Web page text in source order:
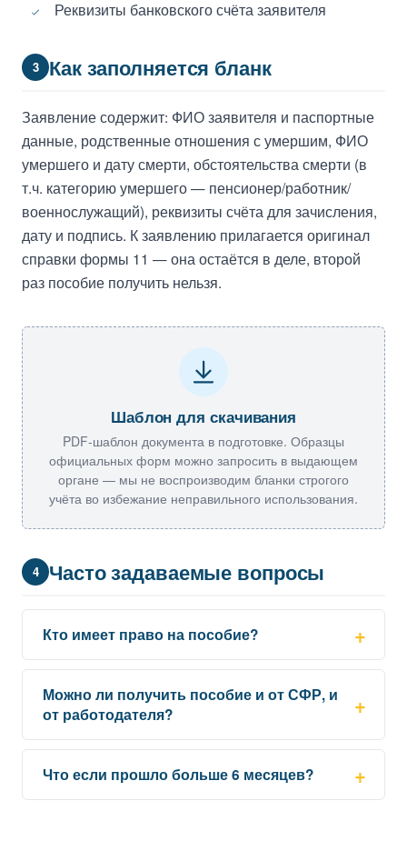
Реквизиты банковского счёта заявителя
3 Как заполняется бланк
Заявление содержит: ФИО заявителя и паспортные
данные, родственные отношения с умершим, ФИО
умершего и дату смерти, обстоятельства смерти (в
т.ч. категорию умершего — пенсионер/работник/
военнослужащий), реквизиты счёта для зачисления,
дату и подпись. К заявлению прилагается оригинал
справки формы 11 — она остаётся в деле, второй
раз пособие получить нельзя.
Шаблон для скачивания
PDF-шаблон документа в подготовке. Образцы
официальных форм можно запросить в выдающем
органе — мы не воспроизводим бланки строгого
учёта во избежание неправильного использования.
4 Часто задаваемые вопросы
Кто имеет право на пособие?
Можно ли получить пособие и от СФР, и
от работодателя?
Что если прошло больше 6 месяцев?